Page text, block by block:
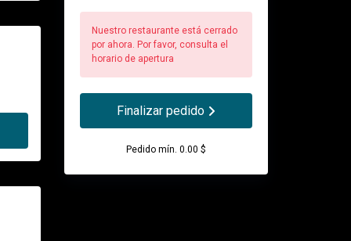
Nuestro restaurante está cerrado
por ahora. Por favor, consulta el
horario de apertura
Finalizar pedido
Pedido mín. 0.00 $